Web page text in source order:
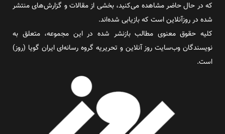
که در حال حاضر مشاهده می‌کنید، بخشی از مقالات و گزارش‌های منتشر
شده در روزآنلاین است که بازیابی شده‌اند.
کلیه حقوق معنوی مطالب بازنشر شده در این مجموعه، متعلق به
نویسندگان وب‌سایت روز آنلاین و تحریریه گروه رسانه‌ای ایران گویا (روز)
است.